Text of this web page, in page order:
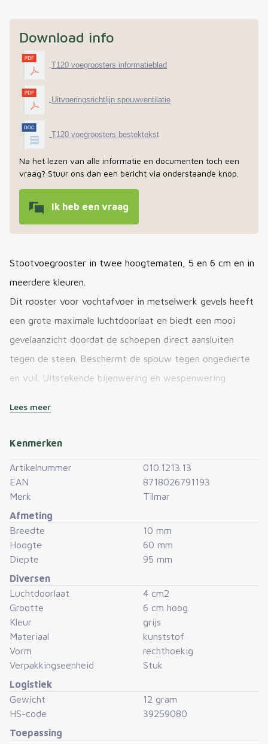
Download info
T120 voegroosters informatieblad
Uitvoeringsrichtlijn spouwventilatie
T120 voegroosters bestektekst
Na het lezen van alle informatie en documenten toch een
vraag? Stuur ons dan een bericht via onderstaande knop.
Ik heb een vraag
Stootvoegrooster in twee hoogtematen, 5 en 6 cm en in
meerdere kleuren.
Dit rooster voor vochtafvoer in metselwerk gevels heeft
een grote maximale luchtdoorlaat en biedt een mooi
gevelaanzicht doordat de schoepen direct aansluiten
tegen de steen. Beschermt de spouw tegen ongedierte
en vuil. Uitstekende bijenwering en wespenwering.
Kleuren: wit, grijs en zwart
Lees meer
Kenmerken
Artikelnummer
010.1213.13
EAN
8718026791193
Merk
Tilmar
Afmeting
Breedte
10 mm
Hoogte
60 mm
Diepte
95 mm
Diversen
Luchtdoorlaat
4 cm2
Grootte
6 cm hoog
Kleur
grijs
Materiaal
kunststof
Vorm
rechthoekig
Verpakkingseenheid
Stuk
Logistiek
Gewicht
12 gram
HS-code
39259080
Toepassing